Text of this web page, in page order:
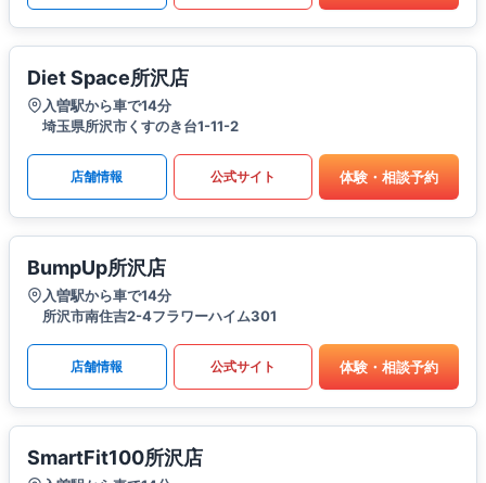
Diet Space所沢店
入曽駅から車で14分
埼玉県所沢市くすのき台1-11-2
店舗情報 公式サイト 体験・相談予約
BumpUp所沢店
入曽駅から車で14分
所沢市南住吉2-4フラワーハイム301
店舗情報 公式サイト 体験・相談予約
SmartFit100所沢店